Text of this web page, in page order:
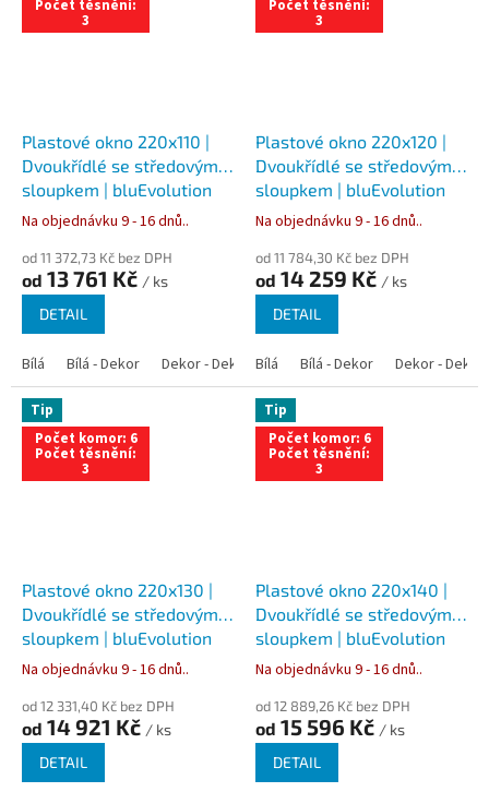
Počet těsnění:
3
Plastové okno 220x110 |
Dvoukřídlé se středovým
sloupkem | bluEvolution
82 | Trojsklo
Na objednávku 9 - 16 dnů..
od 11 372,73 Kč bez DPH
od 13 761 Kč / ks
DETAIL
Bílá Bílá - Dekor Dekor - Dekor Bílá - Antracit Bílá - Zlatý dub
Počet těsnění:
3
Plastové okno 220x120 |
Dvoukřídlé se středovým
sloupkem | bluEvolution
82 | Trojsklo
Na objednávku 9 - 16 dnů..
od 11 784,30 Kč bez DPH
od 14 259 Kč / ks
DETAIL
Bílá Bílá - Dekor Dekor - Dekor
Tip
Počet komor: 6
Počet těsnění:
3
Plastové okno 220x130 |
Dvoukřídlé se středovým
sloupkem | bluEvolution
82 | Trojsklo
Na objednávku 9 - 16 dnů..
od 12 331,40 Kč bez DPH
od 14 921 Kč / ks
DETAIL
Tip
Počet komor: 6
Počet těsnění:
3
Plastové okno 220x140 |
Dvoukřídlé se středovým
sloupkem | bluEvolution
82 | Trojsklo
Na objednávku 9 - 16 dnů..
od 12 889,26 Kč bez DPH
od 15 596 Kč / ks
DETAIL